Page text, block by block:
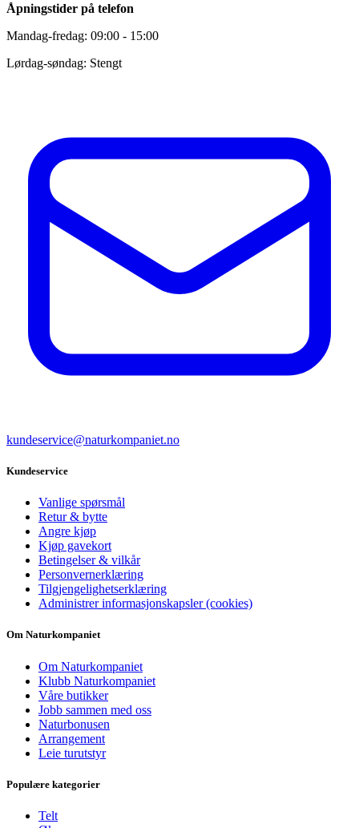
Åpningstider på telefon
Mandag-fredag: 09:00 - 15:00
Lørdag-søndag: Stengt
kundeservice@naturkompaniet.no
Kundeservice
Vanlige spørsmål
Retur & bytte
Angre kjøp
Kjøp gavekort
Betingelser & vilkår
Personvernerklæring
Tilgjengelighetserklæring
Administrer informasjonskapsler (cookies)
Om Naturkompaniet
Om Naturkompaniet
Klubb Naturkompaniet
Våre butikker
Jobb sammen med oss
Naturbonusen
Arrangement
Leie turutstyr
Populære kategorier
Telt